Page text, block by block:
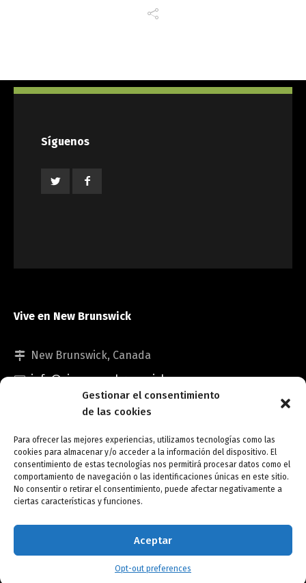
Gestionar el consentimiento
de las cookies
Para ofrecer las mejores experiencias, utilizamos tecnologías como las
cookies para almacenar y/o acceder a la información del dispositivo. El
consentimiento de estas tecnologías nos permitirá procesar datos como el
comportamiento de navegación o las identificaciones únicas en este sitio.
No consentir o retirar el consentimiento, puede afectar negativamente a
ciertas características y funciones.
Aceptar
Opt-out preferences
Síguenos
Vive en New Brunswick
New Brunswick, Canada
info@viveennewbrunswick.com
Copyright © Vive en New Brunswick.
Opt-out preferences